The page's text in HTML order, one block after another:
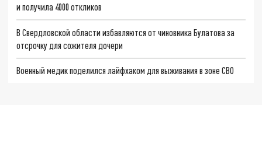
и получила 4000 откликов
В Свердловской области избавляются от чиновника Булатова за
отсрочку для сожителя дочери
Военный медик поделился лайфхаком для выживания в зоне СВО